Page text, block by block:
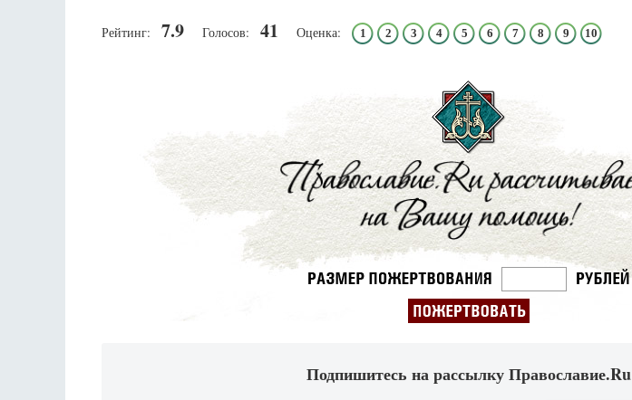
Рейтинг: 7.9 Голосов: 41 Оценка: 1 2 3 4 5 6 7 8 9 10
Подпишитесь на рассылку Православие.Ru